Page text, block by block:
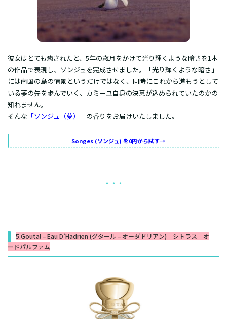
彼女はとても癒されたと、5年の歳月をかけて光り輝くような暗さを1本
の作品で表現し、ソンジュを完成させました。「光り輝くような暗さ」
には南国の島の情景というだけではなく、同時にこれから進もうとして
いる夢の先を歩んでいく、カミーユ自身の決意が込められていたのかの
知れません。
そんな 「ソンジュ（夢）」 の香りをお届けいたしました。
Songes (ソンジュ) を0円から試す→
・・・
5.Goutal – Eau D’Hadrien (グタール – オーダドリアン) シトラス オ
ードパルファム